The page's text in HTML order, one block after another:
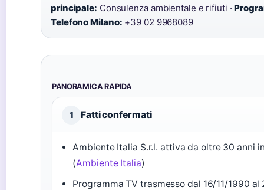
principale: Consulenza ambientale e rifiuti ·
Telefono Milano: +39 02 9968089
PANORAMICA RAPIDA
1 Fatti confermati
Ambiente Italia S.r.l. attiva da oltre 30 anni
(Ambiente Italia)
Programma TV trasmesso dal 16/11/1990